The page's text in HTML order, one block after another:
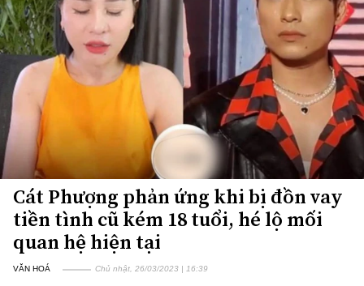
Cát Phượng phản ứng khi bị đồn vay
tiền tình cũ kém 18 tuổi, hé lộ mối
quan hệ hiện tại
VĂN HOÁ Chủ nhật, 26/03/2023 | 16:39